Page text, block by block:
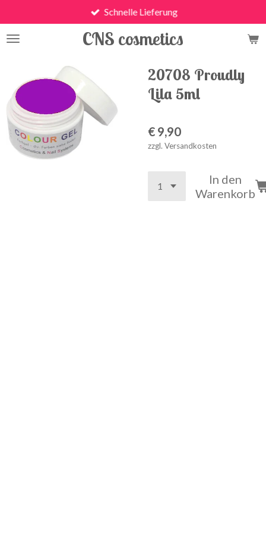
Hauptinhalt
springen
CNS cosmetics
Schnelle Lieferung
20708 Proudly
Lila 5ml
€ 9,90
zzgl. Versandkosten
In den
Warenkorb